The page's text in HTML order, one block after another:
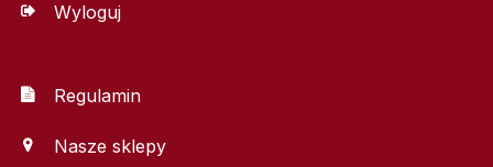
Wyloguj
Regulamin
Nasze sklepy